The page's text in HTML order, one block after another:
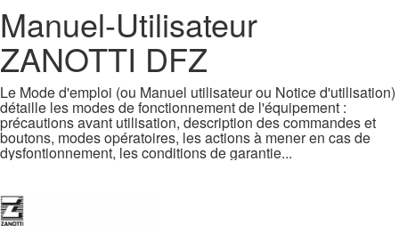
Manuel-Utilisateur
ZANOTTI DFZ
Le Mode d'emploi (ou Manuel utilisateur ou Notice d'utilisation)
détaille les modes de fonctionnement de l'équipement :
précautions avant utilisation, description des commandes et
boutons, modes opératoires, les actions à mener en cas de
dysfontionnement, les conditions de garantie...